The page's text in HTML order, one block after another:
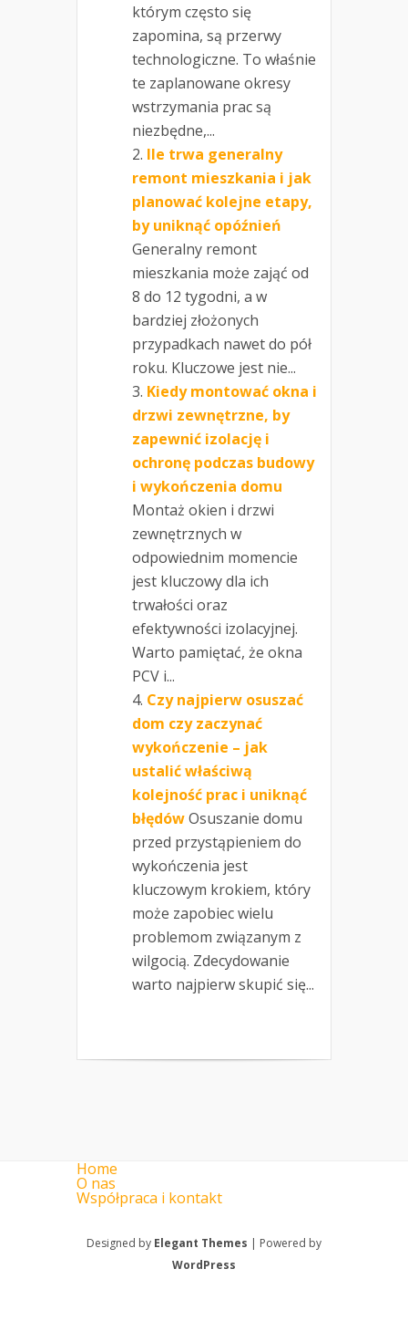
którym często się
zapomina, są przerwy
technologiczne. To właśnie
te zaplanowane okresy
wstrzymania prac są
niezbędne,...
Ile trwa generalny
remont mieszkania i jak
planować kolejne etapy,
by uniknąć opóźnień
Generalny remont
mieszkania może zająć od
8 do 12 tygodni, a w
bardziej złożonych
przypadkach nawet do pół
roku. Kluczowe jest nie...
Kiedy montować okna i
drzwi zewnętrzne, by
zapewnić izolację i
ochronę podczas budowy
i wykończenia domu
Montaż okien i drzwi
zewnętrznych w
odpowiednim momencie
jest kluczowy dla ich
trwałości oraz
efektywności izolacyjnej.
Warto pamiętać, że okna
PCV i...
Czy najpierw osuszać
dom czy zaczynać
wykończenie – jak
ustalić właściwą
kolejność prac i uniknąć
błędówOsuszanie domu
przed przystąpieniem do
wykończenia jest
kluczowym krokiem, który
może zapobiec wielu
problemom związanym z
wilgocią. Zdecydowanie
warto najpierw skupić się...
Home
O nas
Współpraca i kontakt
Designed by Elegant Themes | Powered by
WordPress